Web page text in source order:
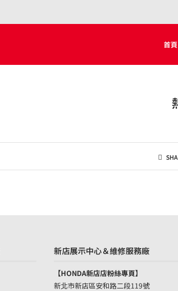
首頁
新店展示中心＆維修服務廠
【HONDA新店店粉絲專頁】
新北市新店區安和路二段119號